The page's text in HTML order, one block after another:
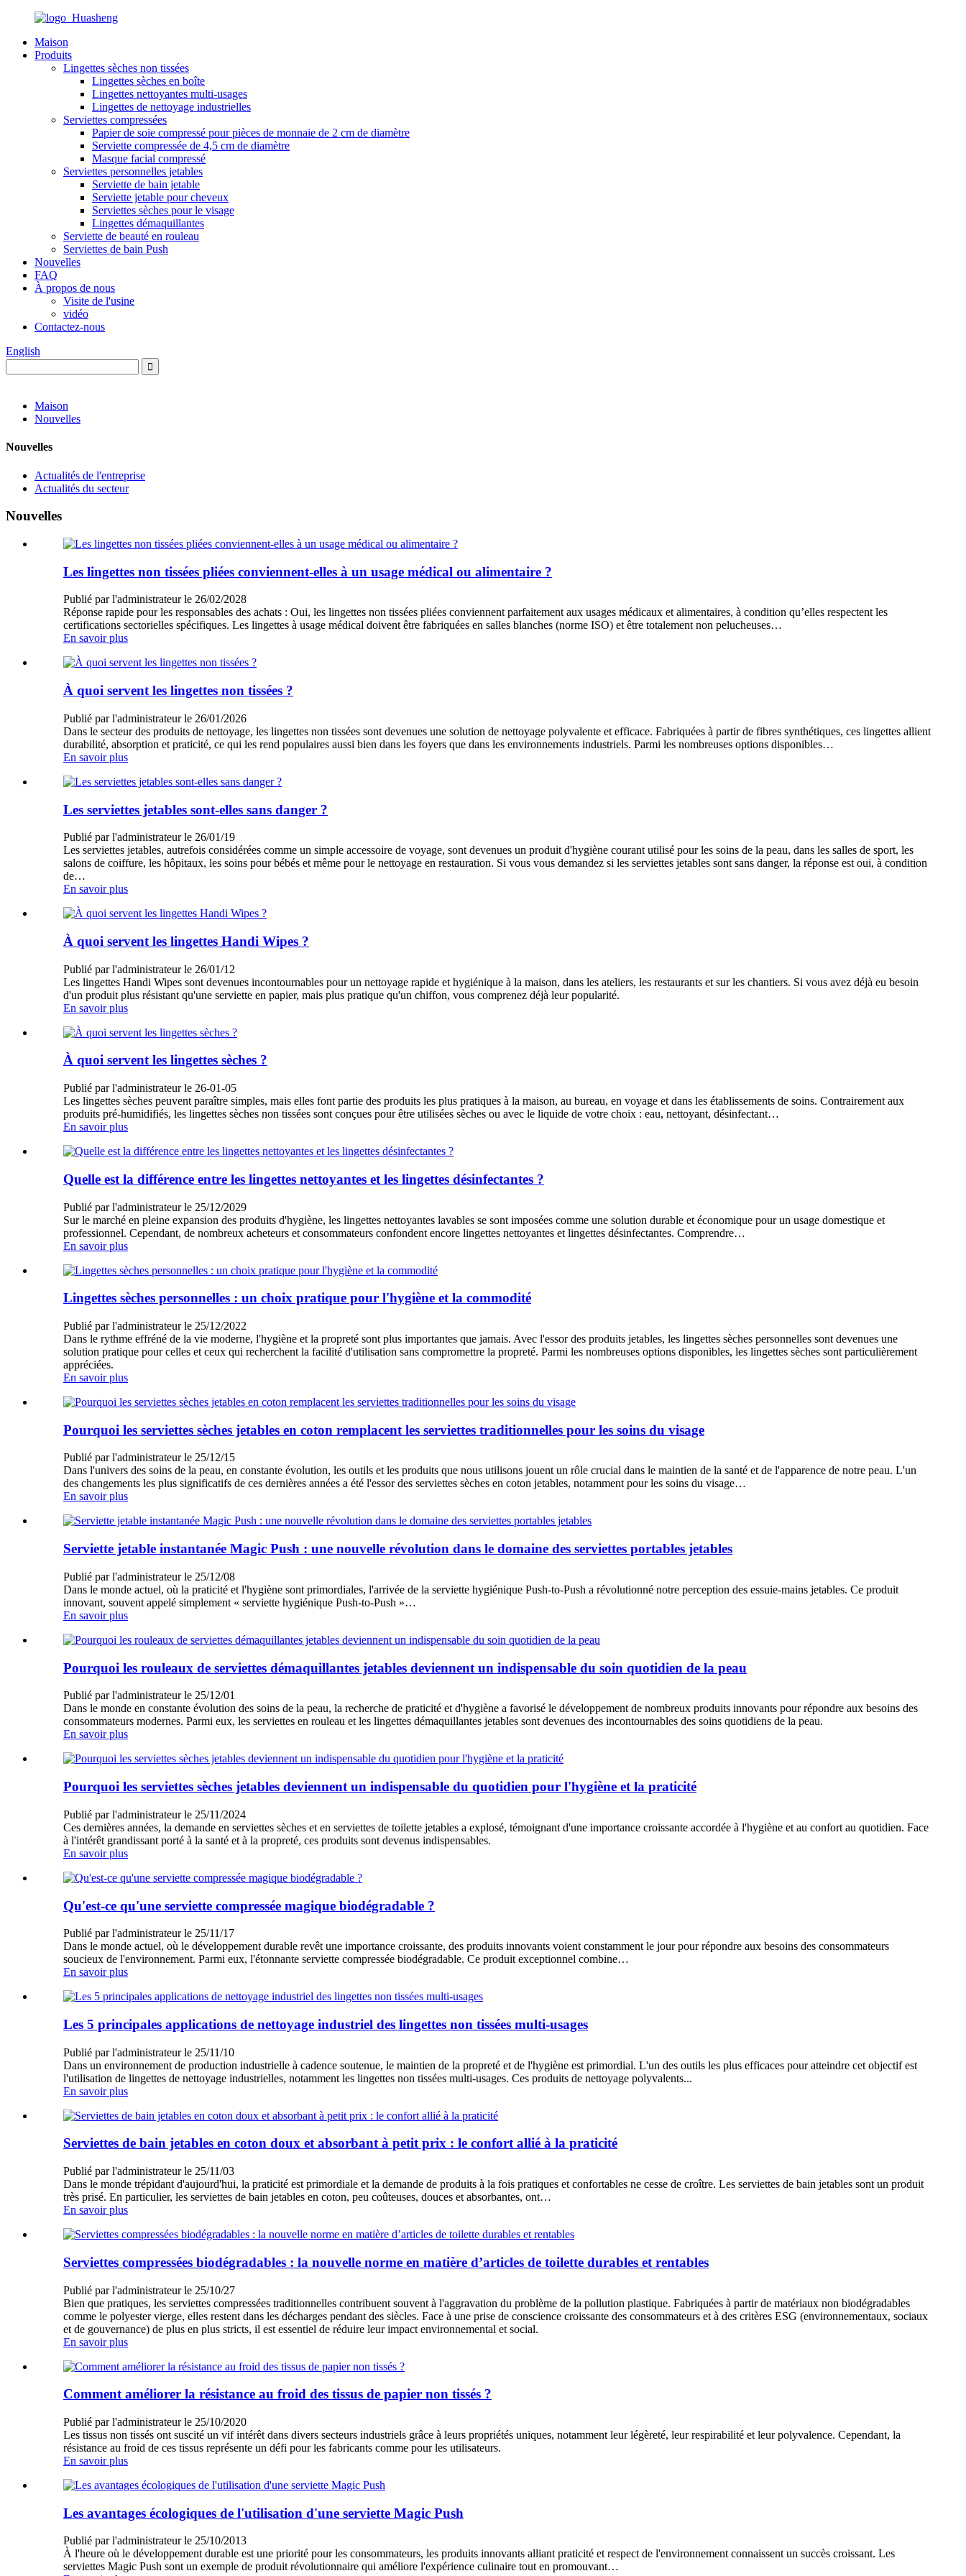
Maison
Produits
Lingettes sèches non tissées
Lingettes sèches en boîte
Lingettes nettoyantes multi-usages
Lingettes de nettoyage industrielles
Serviettes compressées
Papier de soie compressé pour pièces de monnaie de 2 cm de diamètre
Serviette compressée de 4,5 cm de diamètre
Masque facial compressé
Serviettes personnelles jetables
Serviette de bain jetable
Serviette jetable pour cheveux
Serviettes sèches pour le visage
Lingettes démaquillantes
Serviette de beauté en rouleau
Serviettes de bain Push
Nouvelles
FAQ
À propos de nous
Visite de l'usine
vidéo
Contactez-nous
English
Maison
Nouvelles
Nouvelles
Actualités de l'entreprise
Actualités du secteur
Nouvelles
Les lingettes non tissées pliées conviennent-elles à un usage médical ou alimentaire ?
Publié par l'administrateur le 26/02/2028
Réponse rapide pour les responsables des achats : Oui, les lingettes non tissées pliées conviennent parfaitement aux usages médicaux et alimentaires, à condition qu’elles respectent les
certifications sectorielles spécifiques. Les lingettes à usage médical doivent être fabriquées en salles blanches (norme ISO) et être totalement non pelucheuses…
En savoir plus
À quoi servent les lingettes non tissées ?
Publié par l'administrateur le 26/01/2026
Dans le secteur des produits de nettoyage, les lingettes non tissées sont devenues une solution de nettoyage polyvalente et efficace. Fabriquées à partir de fibres synthétiques, ces lingettes allient
durabilité, absorption et praticité, ce qui les rend populaires aussi bien dans les foyers que dans les environnements industriels. Parmi les nombreuses options disponibles…
En savoir plus
Les serviettes jetables sont-elles sans danger ?
Publié par l'administrateur le 26/01/19
Les serviettes jetables, autrefois considérées comme un simple accessoire de voyage, sont devenues un produit d'hygiène courant utilisé pour les soins de la peau, dans les salles de sport, les
salons de coiffure, les hôpitaux, les soins pour bébés et même pour le nettoyage en restauration. Si vous vous demandez si les serviettes jetables sont sans danger, la réponse est oui, à condition
de…
En savoir plus
À quoi servent les lingettes Handi Wipes ?
Publié par l'administrateur le 26/01/12
Les lingettes Handi Wipes sont devenues incontournables pour un nettoyage rapide et hygiénique à la maison, dans les ateliers, les restaurants et sur les chantiers. Si vous avez déjà eu besoin
d'un produit plus résistant qu'une serviette en papier, mais plus pratique qu'un chiffon, vous comprenez déjà leur popularité.
En savoir plus
À quoi servent les lingettes sèches ?
Publié par l'administrateur le 26-01-05
Les lingettes sèches peuvent paraître simples, mais elles font partie des produits les plus pratiques à la maison, au bureau, en voyage et dans les établissements de soins. Contrairement aux
produits pré-humidifiés, les lingettes sèches non tissées sont conçues pour être utilisées sèches ou avec le liquide de votre choix : eau, nettoyant, désinfectant…
En savoir plus
Quelle est la différence entre les lingettes nettoyantes et les lingettes désinfectantes ?
Publié par l'administrateur le 25/12/2029
Sur le marché en pleine expansion des produits d'hygiène, les lingettes nettoyantes lavables se sont imposées comme une solution durable et économique pour un usage domestique et
professionnel. Cependant, de nombreux acheteurs et consommateurs confondent encore lingettes nettoyantes et lingettes désinfectantes. Comprendre…
En savoir plus
Lingettes sèches personnelles : un choix pratique pour l'hygiène et la commodité
Publié par l'administrateur le 25/12/2022
Dans le rythme effréné de la vie moderne, l'hygiène et la propreté sont plus importantes que jamais. Avec l'essor des produits jetables, les lingettes sèches personnelles sont devenues une
solution pratique pour celles et ceux qui recherchent la facilité d'utilisation sans compromettre la propreté. Parmi les nombreuses options disponibles, les lingettes sèches sont particulièrement
appréciées.
En savoir plus
Pourquoi les serviettes sèches jetables en coton remplacent les serviettes traditionnelles pour les soins du visage
Publié par l'administrateur le 25/12/15
Dans l'univers des soins de la peau, en constante évolution, les outils et les produits que nous utilisons jouent un rôle crucial dans le maintien de la santé et de l'apparence de notre peau. L'un
des changements les plus significatifs de ces dernières années a été l'essor des serviettes sèches en coton jetables, notamment pour les soins du visage…
En savoir plus
Serviette jetable instantanée Magic Push : une nouvelle révolution dans le domaine des serviettes portables jetables
Publié par l'administrateur le 25/12/08
Dans le monde actuel, où la praticité et l'hygiène sont primordiales, l'arrivée de la serviette hygiénique Push-to-Push a révolutionné notre perception des essuie-mains jetables. Ce produit
innovant, souvent appelé simplement « serviette hygiénique Push-to-Push »…
En savoir plus
Pourquoi les rouleaux de serviettes démaquillantes jetables deviennent un indispensable du soin quotidien de la peau
Publié par l'administrateur le 25/12/01
Dans le monde en constante évolution des soins de la peau, la recherche de praticité et d'hygiène a favorisé le développement de nombreux produits innovants pour répondre aux besoins des
consommateurs modernes. Parmi eux, les serviettes en rouleau et les lingettes démaquillantes jetables sont devenues des incontournables des soins quotidiens de la peau.
En savoir plus
Pourquoi les serviettes sèches jetables deviennent un indispensable du quotidien pour l'hygiène et la praticité
Publié par l'administrateur le 25/11/2024
Ces dernières années, la demande en serviettes sèches et en serviettes de toilette jetables a explosé, témoignant d'une importance croissante accordée à l'hygiène et au confort au quotidien. Face
à l'intérêt grandissant porté à la santé et à la propreté, ces produits sont devenus indispensables.
En savoir plus
Qu'est-ce qu'une serviette compressée magique biodégradable ?
Publié par l'administrateur le 25/11/17
Dans le monde actuel, où le développement durable revêt une importance croissante, des produits innovants voient constamment le jour pour répondre aux besoins des consommateurs
soucieux de l'environnement. Parmi eux, l'étonnante serviette compressée biodégradable. Ce produit exceptionnel combine…
En savoir plus
Les 5 principales applications de nettoyage industriel des lingettes non tissées multi-usages
Publié par l'administrateur le 25/11/10
Dans un environnement de production industrielle à cadence soutenue, le maintien de la propreté et de l'hygiène est primordial. L'un des outils les plus efficaces pour atteindre cet objectif est
l'utilisation de lingettes de nettoyage industrielles, notamment les lingettes non tissées multi-usages. Ces produits de nettoyage polyvalents...
En savoir plus
Serviettes de bain jetables en coton doux et absorbant à petit prix : le confort allié à la praticité
Publié par l'administrateur le 25/11/03
Dans le monde trépidant d'aujourd'hui, la praticité est primordiale et la demande de produits à la fois pratiques et confortables ne cesse de croître. Les serviettes de bain jetables sont un produit
très prisé. En particulier, les serviettes de bain jetables en coton, peu coûteuses, douces et absorbantes, ont…
En savoir plus
Serviettes compressées biodégradables : la nouvelle norme en matière d’articles de toilette durables et rentables
Publié par l'administrateur le 25/10/27
Bien que pratiques, les serviettes compressées traditionnelles contribuent souvent à l'aggravation du problème de la pollution plastique. Fabriquées à partir de matériaux non biodégradables
comme le polyester vierge, elles restent dans les décharges pendant des siècles. Face à une prise de conscience croissante des consommateurs et à des critères ESG (environnementaux, sociaux
et de gouvernance) de plus en plus stricts, il est essentiel de réduire leur impact environnemental et social.
En savoir plus
Comment améliorer la résistance au froid des tissus de papier non tissés ?
Publié par l'administrateur le 25/10/2020
Les tissus non tissés ont suscité un vif intérêt dans divers secteurs industriels grâce à leurs propriétés uniques, notamment leur légèreté, leur respirabilité et leur polyvalence. Cependant, la
résistance au froid de ces tissus représente un défi pour les fabricants comme pour les utilisateurs.
En savoir plus
Les avantages écologiques de l'utilisation d'une serviette Magic Push
Publié par l'administrateur le 25/10/2013
À l'heure où le développement durable est une priorité pour les consommateurs, les produits innovants alliant praticité et respect de l'environnement connaissent un succès croissant. Les
serviettes Magic Push sont un exemple de produit révolutionnaire qui améliore l'expérience culinaire tout en promouvant…